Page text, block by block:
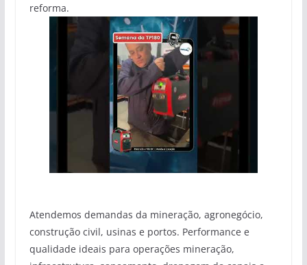
reforma.
Atendemos demandas da mineração, agronegócio,
construção civil, usinas e portos. Performance e
qualidade ideais para operações mineração,